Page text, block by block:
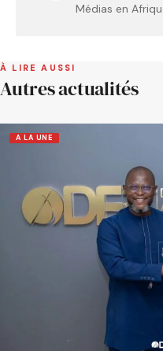
Médias en
À LIRE AUSSI
Autres actualités
A LA UNE